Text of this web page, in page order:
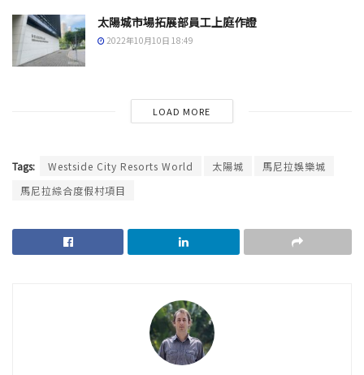
太陽城市場拓展部員工上庭作證
2022年10月10日 18:49
LOAD MORE
Tags: Westside City Resorts World 太陽城
馬尼拉娛樂城
馬尼拉綜合度假村項目